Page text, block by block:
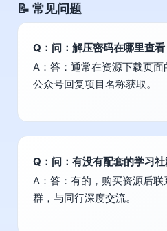
📝 常见问题
Q：问：解压密码在哪里查看
A：答：通常在资源下载页
公众号回复项目名称获取。
Q：问：有没有配套的学习社
A：答：有的，购买资源后
群，与同行深度交流。